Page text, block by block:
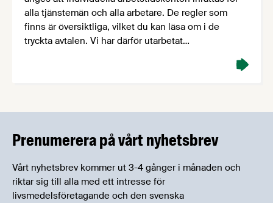
alla tjänstemän och alla arbetare. De regler som
finns är översiktliga, vilket du kan läsa om i de
tryckta avtalen. Vi har därför utarbetat
Prenumerera på vårt nyhetsbrev
Vårt nyhetsbrev kommer ut 3-4 gånger i månaden och
riktar sig till alla med ett intresse för
livsmedelsföretagande och den svenska